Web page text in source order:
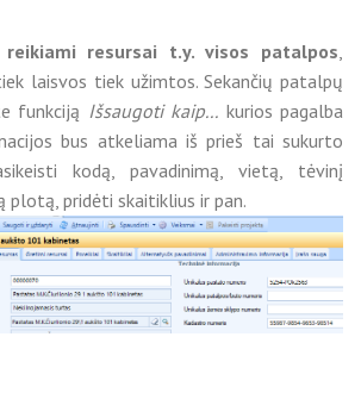
resursai t.y. visos patalpos
laisvos tiek užimtos. Sekančių patalpų
funkciją Išsaugoti kaip... kurios pagalba
bus atkeliama iš prieš tai sukurto
kodą, pavadinimą, vietą, tėvinį
plotą, pridėti skaitiklius ir pan.